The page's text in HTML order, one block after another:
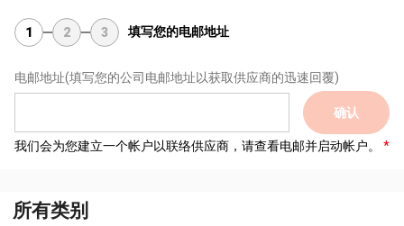
1 2 3 填写您的电邮地址
电邮地址(填写您的公司电邮地址以获取供应商的迅速回覆)
确认
我们会为您建立一个帐户以联络供应商，请查看电邮并启动帐户。
所有类别